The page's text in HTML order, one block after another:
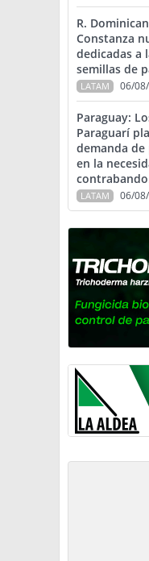
R.
Constanza
dedicadas a
semillas de
LATAM 06/
Paraguay:
Paraguarí
demanda
en la
LATAM 06/